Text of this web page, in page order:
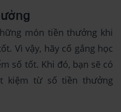
món tiền thưởng khi
Vì vậy, hãy cố gắng học
số tốt. Khi đó, bạn sẽ có
kiệm từ số tiền thưởng